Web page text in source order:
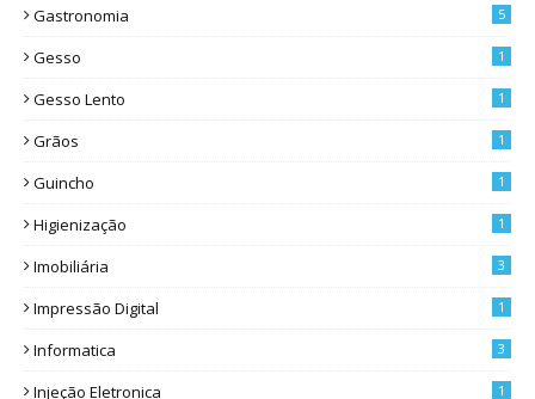
Gastronomia 5
Gesso 1
Gesso Lento 1
Grãos 1
Guincho 1
Higienização 1
Imobiliária 3
Impressão Digital 1
Informatica 3
Injeção Eletronica 1